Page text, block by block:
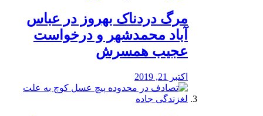
مرگ دردناک بهروز در عباس
آباد محمدشهر و درخواست
عجیب همسرش
اکتبر 21, 2019